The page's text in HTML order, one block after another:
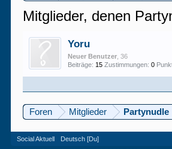
Mitglieder, denen
Yoru
Neuer Benutzer , 36
Beiträge: 15 Zustimmungen: 0
Foren Mitglieder Partynudle
Social Aktuell Deutsch [Du]